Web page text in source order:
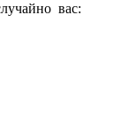
вас: